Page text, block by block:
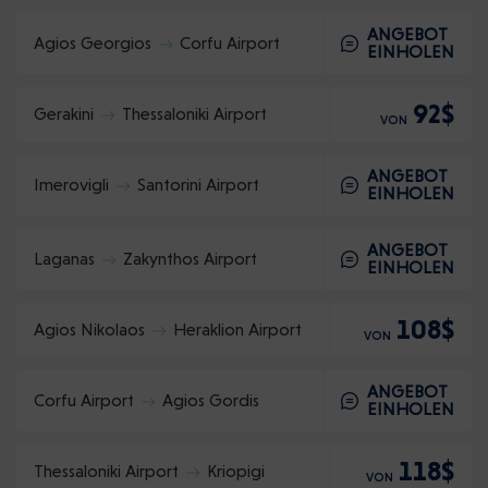
Agios Georgios Corfu Airport
ANGEBOT
EINHOLEN
Gerakini Thessaloniki Airport VON 92$
Imerovigli Santorini Airport
ANGEBOT
EINHOLEN
Laganas Zakynthos Airport
ANGEBOT
EINHOLEN
Agios Nikolaos Heraklion Airport VON 108$
Corfu Airport Agios Gordis
ANGEBOT
EINHOLEN
Thessaloniki Airport Kriopigi VON 118$